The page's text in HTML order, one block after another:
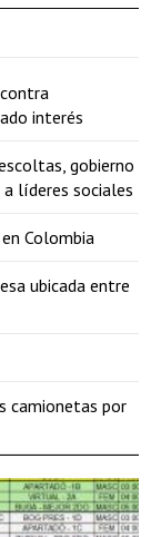
interés
gobierno
líderes sociales
Colombia
ubicada entre
camionetas por